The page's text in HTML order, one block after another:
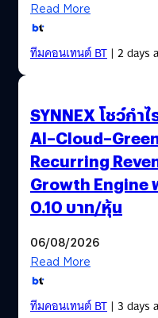
Read More
ทีมคอนเทนต์ BT| 2 days
SYNNEX โชว์กำ
Recurring
Growth Engine
0.10 บาท/หุ้น
06/08/2026
Read More
ทีมคอนเทนต์ BT| 3 days